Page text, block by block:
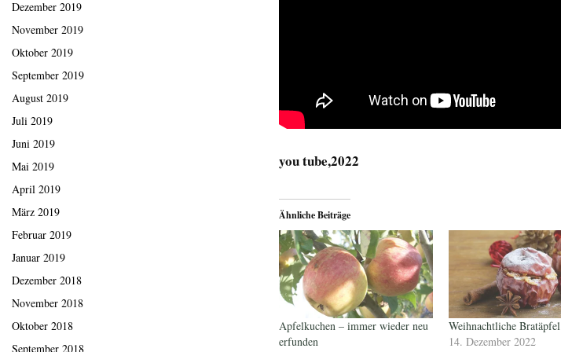
you tube,2022
Ähnliche Beiträge
Apfelkuchen – immer wieder neu
erfunden
Weihnachtliche Bratäpfel
14. Dezember 2022
Dezember 2019
November 2019
Oktober 2019
September 2019
August 2019
Juli 2019
Juni 2019
Mai 2019
April 2019
März 2019
Februar 2019
Januar 2019
Dezember 2018
November 2018
Oktober 2018
September 2018